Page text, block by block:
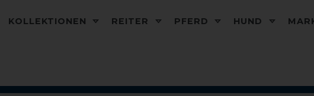
KOLLEKTIONEN REITER PFERD HUND